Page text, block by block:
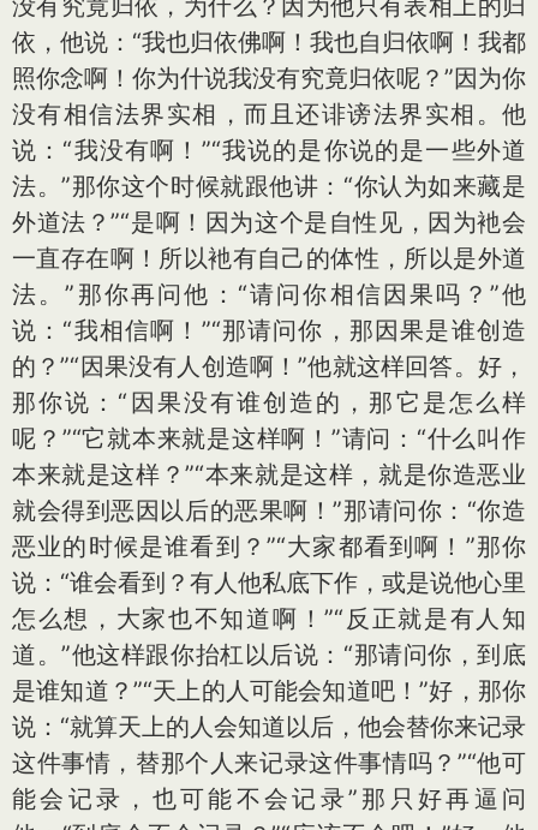
没有究竟归依，为什么？因为他只有表相上的归
依，他说：“我也归依佛啊！我也自归依啊！我都
照你念啊！你为什说我没有究竟归依呢？”因为你
没有相信法界实相，而且还诽谤法界实相。他
说：“我没有啊！”“我说的是你说的是一些外道
法。”那你这个时候就跟他讲：“你认为如来藏是
外道法？”“是啊！因为这个是自性见，因为衪会
一直存在啊！所以衪有自己的体性，所以是外道
法。”那你再问他：“请问你相信因果吗？”他
说：“我相信啊！”“那请问你，那因果是谁创造
的？”“因果没有人创造啊！”他就这样回答。好，
那你说：“因果没有谁创造的，那它是怎么样
呢？”“它就本来就是这样啊！”请问：“什么叫作
本来就是这样？”“本来就是这样，就是你造恶业
就会得到恶因以后的恶果啊！”那请问你：“你造
恶业的时候是谁看到？”“大家都看到啊！”那你
说：“谁会看到？有人他私底下作，或是说他心里
怎么想，大家也不知道啊！”“反正就是有人知
道。”他这样跟你抬杠以后说：“那请问你，到底
是谁知道？”“天上的人可能会知道吧！”好，那你
说：“就算天上的人会知道以后，他会替你来记录
这件事情，替那个人来记录这件事情吗？”“他可
能会记录，也可能不会记录”那只好再逼问